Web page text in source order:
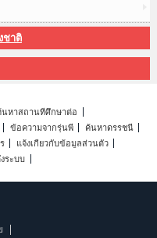
ชาติ
นหาสถานที่ศึกษาต่อ
ข้อความจากรุ่นพี่
ค้นหาดรรชนี
แจ้งเกี่ยวกับข้อมูลส่วนตัว
ระบบ